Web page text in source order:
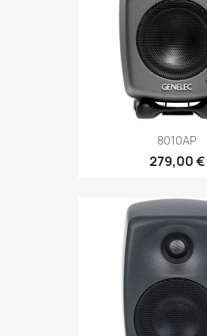
8010AP
279,00 €